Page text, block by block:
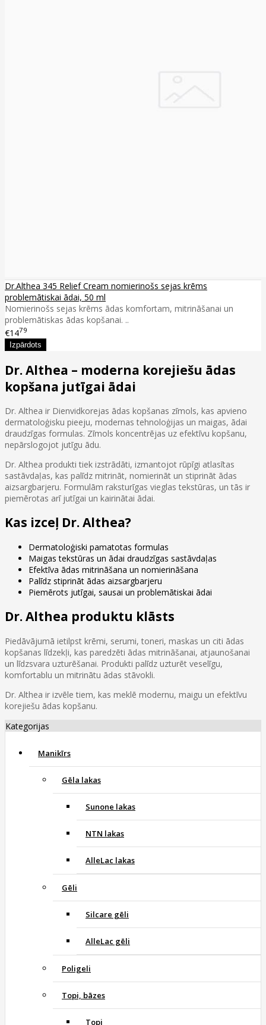
Dr.Althea 345 Relief Cream nomierinošs sejas krēms
problemātiskai ādai, 50 ml
Nomierinošs sejas krēms ādas komfortam, mitrināšanai un
problemātiskas ādas kopšanai. ..
€1479
Dr. Althea – moderna korejiešu ādas
kopšana jutīgai ādai
Dr. Althea ir Dienvidkorejas ādas kopšanas zīmols, kas apvieno
dermatoloģisku pieeju, modernas tehnoloģijas un maigas, ādai
draudzīgas formulas. Zīmols koncentrējas uz efektīvu kopšanu,
nepārslogojot jutīgu ādu.
Dr. Althea produkti tiek izstrādāti, izmantojot rūpīgi atlasītas
sastāvdaļas, kas palīdz mitrināt, nomierināt un stiprināt ādas
aizsargbarjeru. Formulām raksturīgas vieglas tekstūras, un tās ir
piemērotas arī jutīgai un kairinātai ādai.
Kas izceļ Dr. Althea?
Dermatoloģiski pamatotas formulas
Maigas tekstūras un ādai draudzīgas sastāvdaļas
Efektīva ādas mitrināšana un nomierināšana
Palīdz stiprināt ādas aizsargbarjeru
Piemērots jutīgai, sausai un problemātiskai ādai
Dr. Althea produktu klāsts
Piedāvājumā ietilpst krēmi, serumi, toneri, maskas un citi ādas
kopšanas līdzekļi, kas paredzēti ādas mitrināšanai, atjaunošanai
un līdzsvara uzturēšanai. Produkti palīdz uzturēt veselīgu,
komfortablu un mitrinātu ādas stāvokli.
Dr. Althea ir izvēle tiem, kas meklē modernu, maigu un efektīvu
korejiešu ādas kopšanu.
Kategorijas
Manikīrs
Gēla lakas
Sunone lakas
NTN lakas
AlleLac lakas
Gēli
Silcare gēli
AlleLac gēli
Poligeli
Topi, bāzes
Topi